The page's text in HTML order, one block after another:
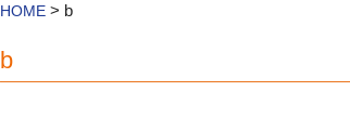
HOME > b
b